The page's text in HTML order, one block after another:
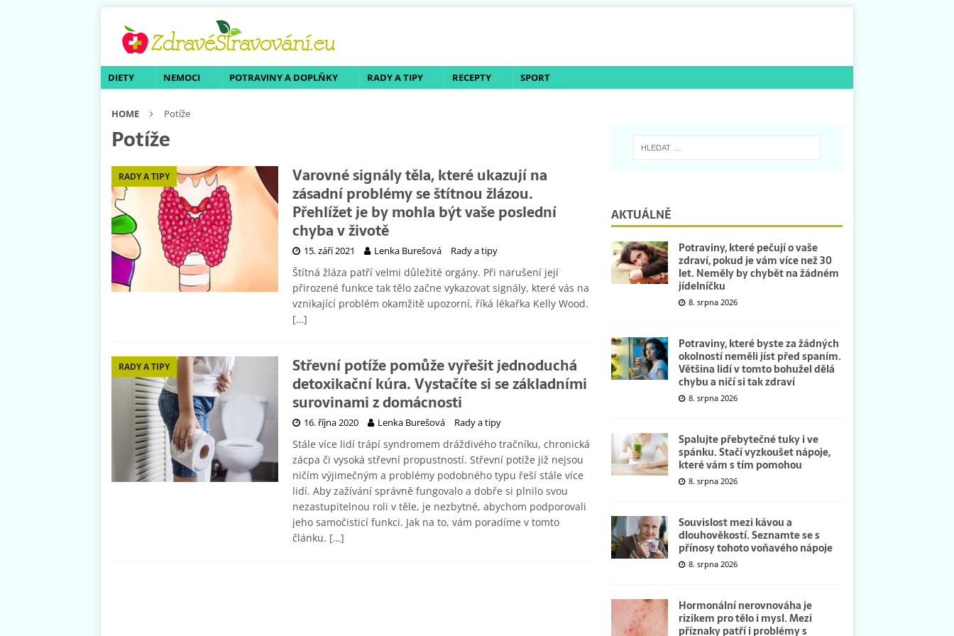
DIETY NEMOCI POTRAVINY A DOPLŇKY RADY A TIPY RECEPTY SPORT
HOME Potíže
Potíže
RADY A TIPY
Varovné signály těla, které ukazují na
zásadní problémy se štítnou žlázou.
Přehlížet je by mohla být vaše poslední
chyba v životě
15. září 2021 Lenka Burešová Rady a tipy
Štítná žláza patří velmi důležité orgány. Při narušení její
přirozené funkce tak tělo začne vykazovat signály, které vás na
vznikající problém okamžitě upozorní, říká lékařka Kelly Wood.
[…]
RADY A TIPY
Střevní potíže pomůže vyřešit jednoduchá
detoxikační kúra. Vystačíte si se základními
surovinami z domácnosti
16. října 2020 Lenka Burešová Rady a tipy
Stále více lidí trápí syndromem dráždivého tračníku, chronická
zácpa či vysoká střevní propustností. Střevní potíže již nejsou
ničím výjimečným a problémy podobného typu řeší stále více
lidí. Aby zažívání správně fungovalo a dobře si plnilo svou
nezastupitelnou roli v těle, je nezbytné, abychom podporovali
jeho samočisticí funkci. Jak na to, vám poradíme v tomto
článku. […]
AKTUÁLNĚ
Potraviny, které pečují o vaše
zdraví, pokud je vám více než 30
let. Neměly by chybět na žádném
jídelníčku
8. srpna 2026
Potraviny, které byste za žádných
okolností neměli jíst před spaním.
Většina lidí v tomto bohužel dělá
chybu a ničí si tak zdraví
8. srpna 2026
Spalujte přebytečné tuky i ve
spánku. Stačí vyzkoušet nápoje,
které vám s tím pomohou
8. srpna 2026
Souvislost mezi kávou a
dlouhověkostí. Seznamte se s
přínosy tohoto voňavého nápoje
8. srpna 2026
Hormonální nerovnováha je
rizikem pro tělo i mysl. Mezi
příznaky patří i problémy s